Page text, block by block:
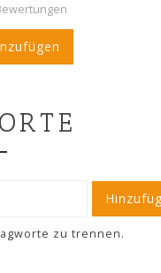
zu trennen.